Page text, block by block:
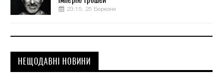
23:15, 25 Березня
НЕЩОДАВНІ НОВИНИ